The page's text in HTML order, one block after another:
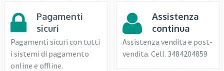
Pagamenti
sicuri
Pagamenti sicuri con tutti
i sistemi di pagamento
online e offline.
Assistenza
continua
Assistenza vendita e post-
vendita. Cell. 3484204859